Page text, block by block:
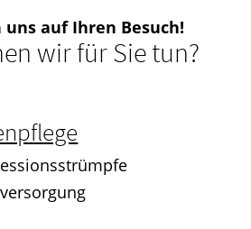
auf Ihren Besuch!
wir für Sie tun?